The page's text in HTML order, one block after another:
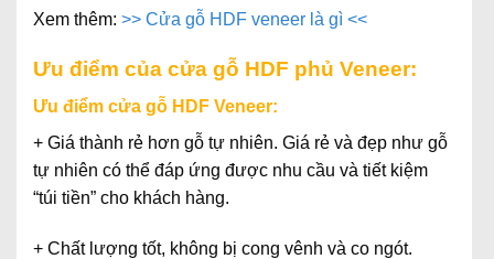
Xem thêm: >> Cửa gỗ HDF veneer là gì <<
Ưu điểm của cửa gỗ HDF phủ Veneer:
Ưu điểm cửa gỗ HDF Veneer:
+ Giá thành rẻ hơn gỗ tự nhiên. Giá rẻ và đẹp như gỗ
tự nhiên có thể đáp ứng được nhu cầu và tiết kiệm
“túi tiền” cho khách hàng.
+ Chất lượng tốt, không bị cong vênh và co ngót.